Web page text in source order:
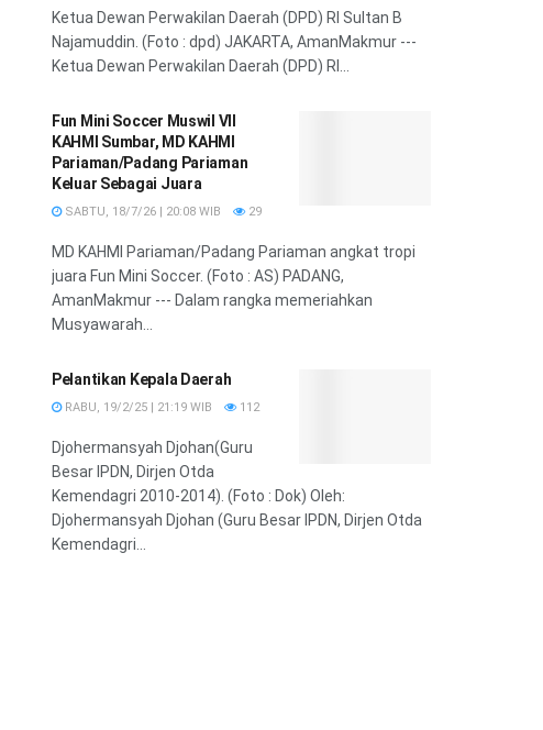
Ketua Dewan Perwakilan Daerah (DPD) RI Sultan B
Najamuddin. (Foto : dpd) JAKARTA, AmanMakmur ---
Ketua Dewan Perwakilan Daerah (DPD) RI...
Fun Mini Soccer Muswil VII
KAHMI Sumbar, MD KAHMI
Pariaman/Padang Pariaman
Keluar Sebagai Juara
SABTU, 18/7/26 | 20:08 WIB 29
MD KAHMI Pariaman/Padang Pariaman angkat tropi
juara Fun Mini Soccer. (Foto : AS) PADANG,
AmanMakmur --- Dalam rangka memeriahkan
Musyawarah...
Pelantikan Kepala Daerah
RABU, 19/2/25 | 21:19 WIB 112
Djohermansyah Djohan(Guru
Besar IPDN, Dirjen Otda
Kemendagri 2010-2014). (Foto : Dok) Oleh:
Djohermansyah Djohan (Guru Besar IPDN, Dirjen Otda
Kemendagri...